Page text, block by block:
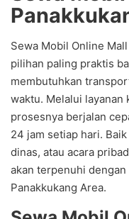
Sewa Mobil Online
pilihan paling praktis
membutuhkan
waktu. Melalui layanan
prosesnya berjalan
24 jam setiap hari.
dinas, atau acara
akan terpenuhi
Panakkukang Area.